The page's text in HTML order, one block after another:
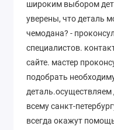
широким выбором
уверены, что деталь
чемодана? -
специалистов.
сайте. мастер
подобрать
деталь.осуществляем
всему санкт-
всегда окажут